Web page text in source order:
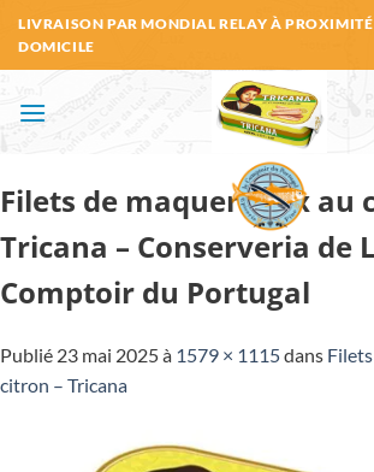
Passer
au
contenu
LIVRAISON PAR MONDIAL RELAY À PROXIMITÉ
DOMICILE
Filets de maquereaux au
Tricana – Conserveria de
Comptoir du Portugal
Publié 23 mai 2025à 1579 × 1115dans
citron – Tricana